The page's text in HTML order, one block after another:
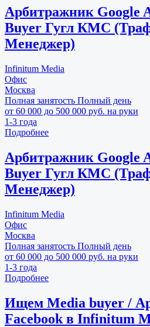
Арбитражник Google
Buyer Гугл КМС
Менеджер)
Infinitum Media
Офис
Москва
Полная занятость Полный день
от 60 000 до 500 000 руб. на руки
1-3 года
Подробнее
Арбитражник Google
Buyer Гугл КМС
Менеджер)
Infinitum Media
Офис
Москва
Полная занятость Полный день
от 60 000 до 500 000 руб. на руки
1-3 года
Подробнее
Ищем Media buyer /
Facebook в Infinitum